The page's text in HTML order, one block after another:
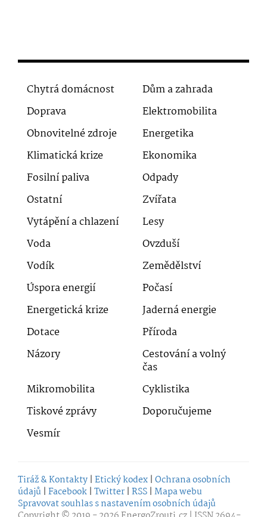
Chytrá domácnost
Dům a zahrada
Doprava
Elektromobilita
Obnovitelné zdroje
Energetika
Klimatická krize
Ekonomika
Fosilní paliva
Odpady
Ostatní
Zvířata
Vytápění a chlazení
Lesy
Voda
Ovzduší
Vodík
Zemědělství
Úspora energií
Počasí
Energetická krize
Jaderná energie
Dotace
Příroda
Názory
Cestování a volný
čas
Mikromobilita
Cyklistika
Tiskové zprávy
Doporučujeme
Vesmír
Tiráž & Kontakty | Etický kodex | Ochrana osobních
údajů | Facebook | Twitter | RSS | Mapa webu
Spravovat souhlas s nastavením osobních údajů